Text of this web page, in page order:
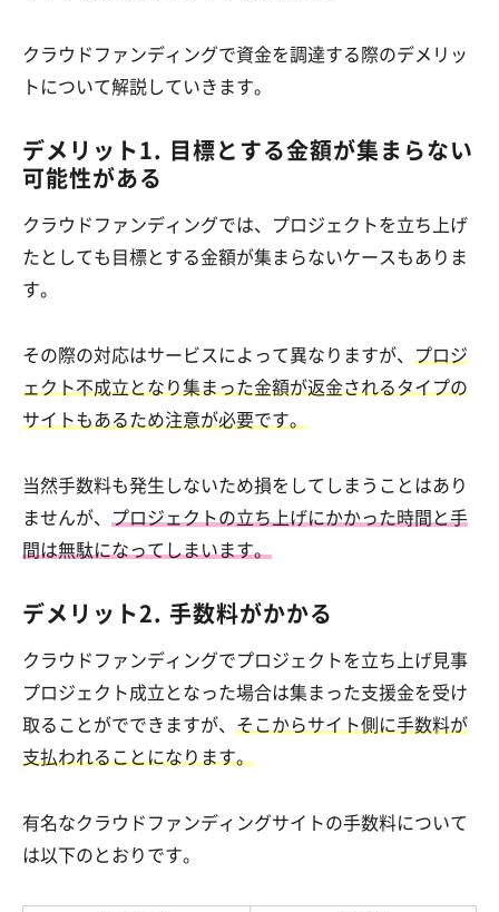
クラウドファンディングで資金を調達する際のデメリッ
トについて解説していきます。
デメリット1. 目標とする金額が集まらない
可能性がある
クラウドファンディングでは、プロジェクトを立ち上げ
たとしても目標とする金額が集まらないケースもありま
す。
その際の対応はサービスによって異なりますが、
プロジ
ェクト不成立となり集まった金額が返金されるタイプの
サイトもあるため注意が必要です。
当然手数料も発生しないため損をしてしまうことはあり
ませんが、
プロジェクトの立ち上げにかかった時間と手
間は無駄になってしまいます。
デメリット2. 手数料がかかる
クラウドファンディングでプロジェクトを立ち上げ見事
プロジェクト成立となった場合は集まった支援金を受け
取ることがでできますが、 そこからサイト側に手数料が
支払われることになります。
有名なクラウドファンディングサイトの手数料について
は以下のとおりです。